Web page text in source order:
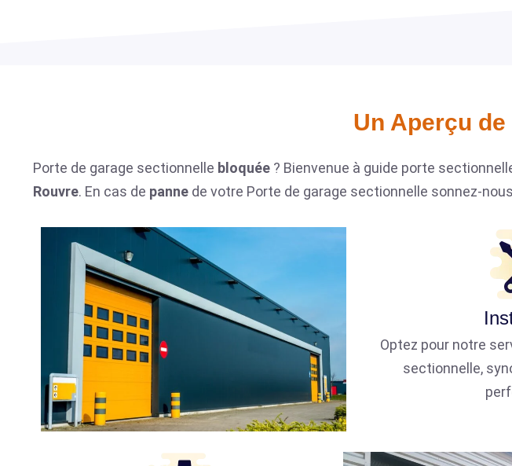
Un Aperçu
Porte de garage sectionnelle bloquée ? Bienvenue à guide porte
Rouvre. En cas de panne de votre Porte de garage sectionnelle sonnez-
Optez pour notre
sectionnelle,